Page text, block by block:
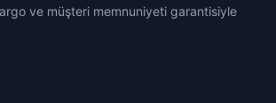
ve müşteri memnuniyeti garantisiyle